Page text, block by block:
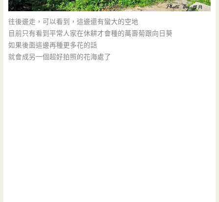
往後邊走，可以看到，這邊還有蠻大的空地
目前只有看到平常人家在休耕才會種的萬壽菊跟向日葵
如果後面這邊再種更多花的話
就會成另一個超好拍照的花海處了